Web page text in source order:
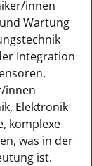
innen
Wartung
Integration
innen
Elektronik
komplexe
was in der
ist.